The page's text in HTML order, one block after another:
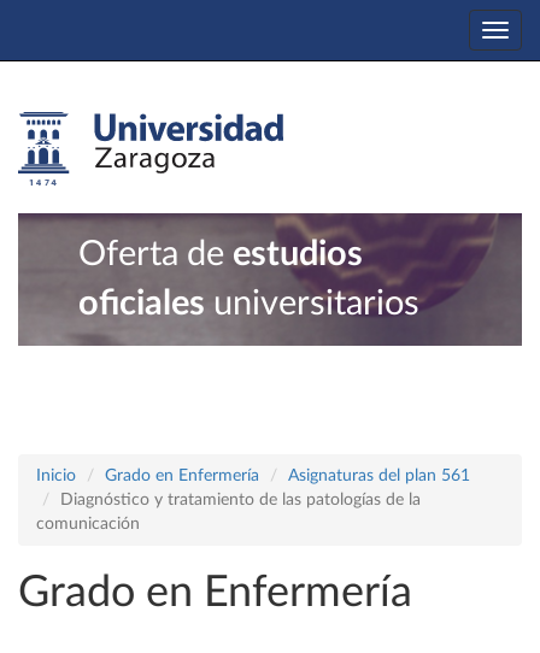
Oferta de estudios
oficiales universitarios
Inicio Grado en Enfermería
Asignaturas del plan 561
Diagnóstico y tratamiento de las patologías de la
comunicación
Grado en Enfermería